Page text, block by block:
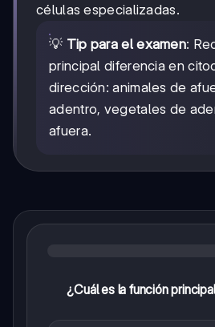
células especializadas.
💡 Tip para el examen:
principal diferencia en
dirección: animales de
adentro, vegetales de
afuera.
¿Cuál es la función